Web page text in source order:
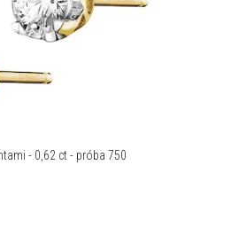
- 0,62 ct - próba 750